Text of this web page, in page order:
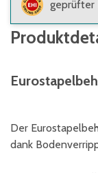
geprüfter
Der
dank